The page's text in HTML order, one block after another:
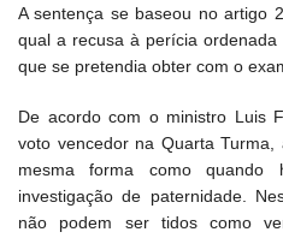
A sentença se baseou no artigo
qual a recusa à perícia
que se pretendia obter com o
De acordo com o ministro Luis
voto vencedor na Quarta
mesma forma como
investigação de paternidade.
não podem ser tidos como